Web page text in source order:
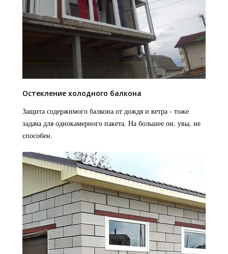
Остекление холодного балкона
Защита содержимого балкона от дождя и ветра - тоже
задача для однокамерного пакета. На большее он, увы, не
способен.